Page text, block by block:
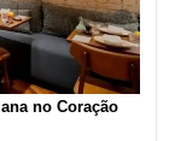
Ideal
para
sua
Pizzaria
no Coração